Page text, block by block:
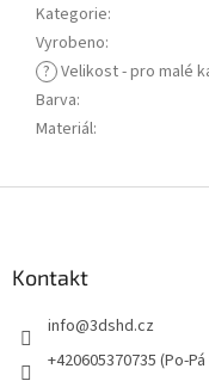
Kategorie:
Vyrobeno:
? Velikost - pro malé
Barva:
Materiál:
Kontakt
info@3dshd.cz
+420605370735 (Po-